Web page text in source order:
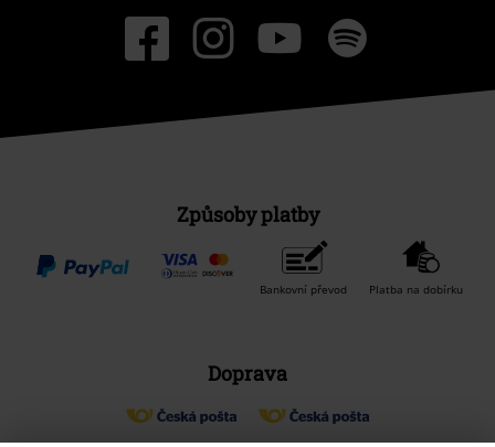
Způsoby platby
Bankovní převod Platba na dobírku
Doprava